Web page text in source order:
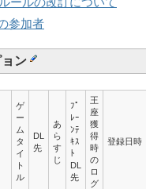
参加者
ン
ゲ
ー
ム
タ
イ
ト
ル
DL
先
あ
ら
す
じ
ﾌﾟ
ﾚｰ
ﾝﾃ
ｷｽ
ﾄ
DL
先
王
座
獲
得
時
の
ロ
グ
登録日時